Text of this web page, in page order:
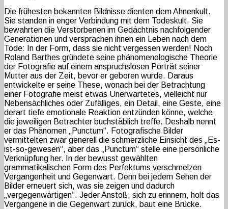
Die frühesten bekannten Bildnisse dienten dem Ahnenkult.
Sie standen in enger Verbindung mit dem Todeskult. Sie
bewahrten die Verstorbenen im Gedächtnis nachfolgender
Generationen und versprachen ihnen ein Leben nach dem
Tode: In der Form, dass sie nicht vergessen werden! Noch
Roland Barthes gründete seine phänomenologische Theorie
der Fotografie auf einem anspruchslosen Porträt seiner
Mutter aus der Zeit, bevor er geboren wurde. Daraus
entwickelte er seine These, wonach bei der Betrachtung
einer Fotografie meist etwas Unerwartetes, vielleicht nur
Nebensächliches oder Zufälliges, ein Detail, eine Geste, eine
derart tiefe emotionale Reaktion entzünden könne, welche
die jeweiligen Betrachter buchstäblich treffe. Deshalb nennt
er das Phänomen „Punctum“. Fotografische Bilder
vermittelten zwar generell die schmerzliche Einsicht des „Es-
ist-so-gewesen“, aber das „Punctum“ stelle eine persönliche
Verknüpfung her. In der bewusst gewählten
grammatikalischen Form des Perfektums verschmelzen
Vergangenheit und Gegenwart. Denn bei jedem Sehen der
Bilder erneuert sich, was sie zeigen und dadurch
„vergegenwärtigen“. Jeder Anstoß, sich zu erinnern, holt das
Vergangene in die Gegenwart zurück, baut eine Brücke.